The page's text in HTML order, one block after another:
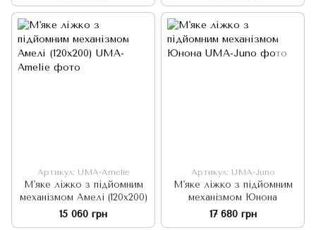
Артикул: UMA-Amelie
М'яке ліжко з підйомним
механізмом Амелі (120х200)
15 060 грн
Артикул: UMA-Juno
М'яке ліжко з підйомним
механізмом Юнона
17 680 грн